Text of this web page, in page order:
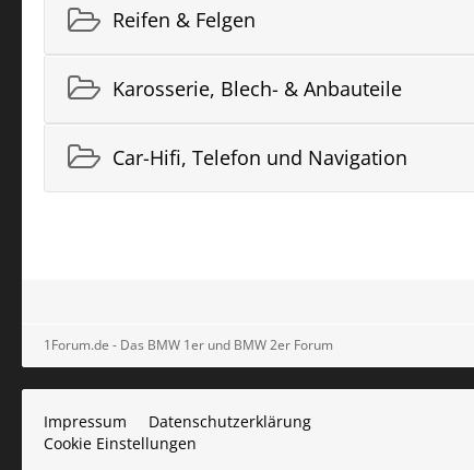
Reifen & Felgen
Karosserie, Blech- & Anbauteile
Car-Hifi, Telefon und Navigation
1Forum.de - Das BMW 1er und BMW 2er Forum
Impressum
Datenschutzerklärung
Cookie Einstellungen